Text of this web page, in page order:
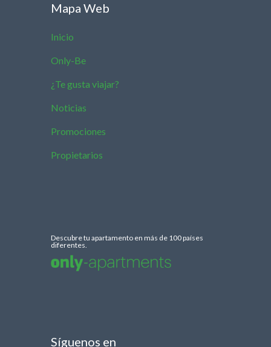
Mapa Web
Inicio
Only-Be
¿Te gusta viajar?
Noticias
Promociones
Propietarios
Descubre tu apartamento en más de 100 países
diferentes.
Síguenos en